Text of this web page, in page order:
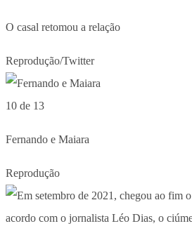
O casal retomou a relação
Reprodução/Twitter
10 de 13
Fernando e Maiara
Reprodução